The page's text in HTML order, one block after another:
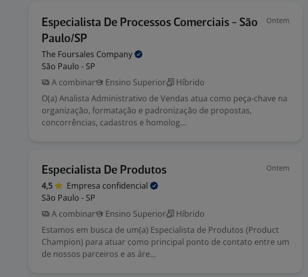
Especialista De Processos Comerciais - São
Paulo/SP
Ontem
The Foursales Company
São Paulo - SP
A combinar
Ensino Superior
Híbrido
O(a) Analista Administrativo de Vendas atua como peça-chave na
organização, formatação e padronização de propostas,
concorrências, cadastros e homolog...
Especialista De Produtos Ontem
4,5 Empresa confidencial
São Paulo - SP
A combinar
Ensino Superior
Híbrido
Estamos em busca de um(a) Especialista de Produtos (Product
Champion) para atuar como principal ponto de contato entre um
de nossos parceiros e as áre...